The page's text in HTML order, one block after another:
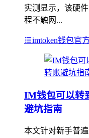
实测显示，该硬
程不触网...
imtoken钱包官
IM钱包可以转
避坑指南
本文针对新手普